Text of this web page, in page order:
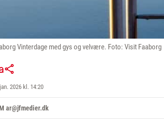
Vinterdage med gys og velvære. Foto: Visit Faaborg
2026 kl. 14:20
ar@jfmedier.dk